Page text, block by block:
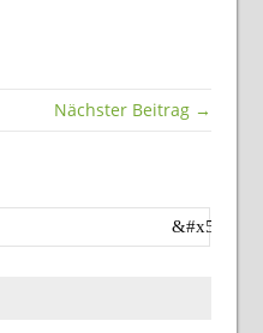
Nächster Beitrag →